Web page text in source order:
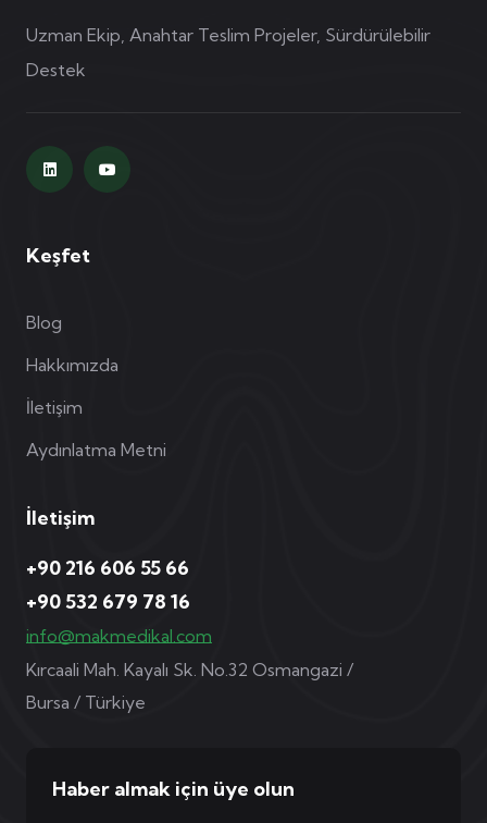
Uzman Ekip, Anahtar Teslim Projeler, Sürdürülebilir
Destek
Keşfet
Blog
Hakkımızda
İletişim
Aydınlatma Metni
İletişim
+90 216 606 55 66
+90 532 679 78 16
info@makmedikal.com
Kırcaali Mah. Kayalı Sk. No.32 Osmangazi /
Bursa / Türkiye
Haber almak için üye olun